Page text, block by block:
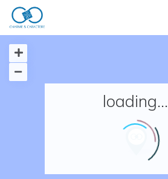
Accueil
Nos adresses en France
loading...